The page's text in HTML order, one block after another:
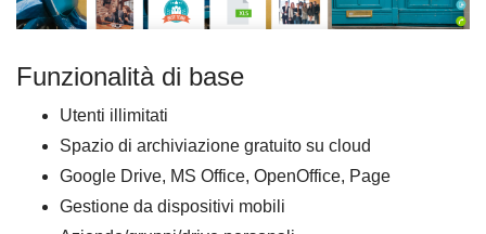
Funzionalità di base
Utenti illimitati
Spazio di archiviazione gratuito su cloud
Google Drive, MS Office, OpenOffice, Page
Gestione da dispositivi mobili